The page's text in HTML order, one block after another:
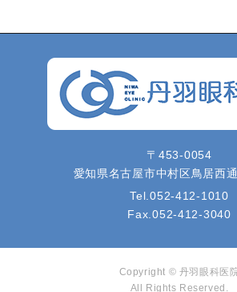
〒453-0054
愛知県名古屋市中村区鳥居西
Tel.052-412-1010
Fax.052-412-3040
Copyright © 丹羽眼科医
All Rights Reserved.